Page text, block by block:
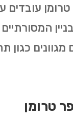
טרומן
טרומן